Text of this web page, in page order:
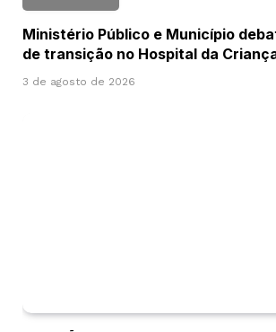
Ministério Público e Município
de transição no Hospital da
3 de agosto de 2026